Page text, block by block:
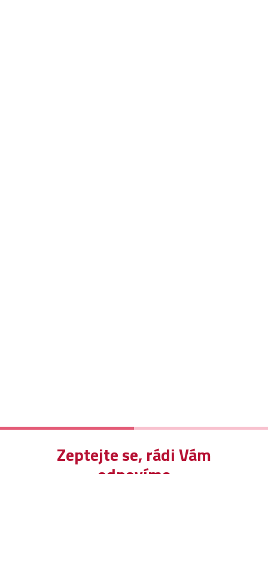
Zeptejte se, rádi Vám
odpovíme